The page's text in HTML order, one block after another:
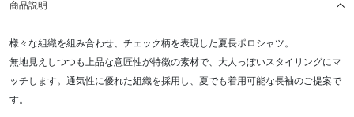
商品説明
様々な組織を組み合わせ、チェック柄を表現した夏長ポロシャツ。
無地見えしつつも上品な意匠性が特徴の素材で、大人っぽいスタイリングにマ
ッチします。通気性に優れた組織を採用し、夏でも着用可能な長袖のご提案で
す。